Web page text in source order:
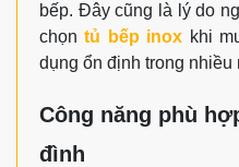
bếp. Đây cũng là lý do
chọntủ bếp inox khi
dụng ổn định trong nhiều
Công năng phù
đình